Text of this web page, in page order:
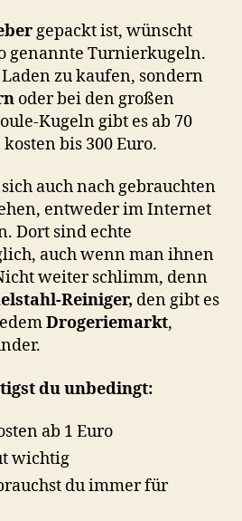
gepackt ist, wünscht
genannte Turnierkugeln.
zu kaufen, sondern
oder bei den großen
Kugeln gibt es ab 70
bis 300 Euro.
auch nach gebrauchten
entweder im Internet
Dort sind echte
auch wenn man ihnen
weiter schlimm, denn
Reiniger, den gibt es
Drogeriemarkt,
du unbedingt:
ab 1 Euro
wichtig
du immer für